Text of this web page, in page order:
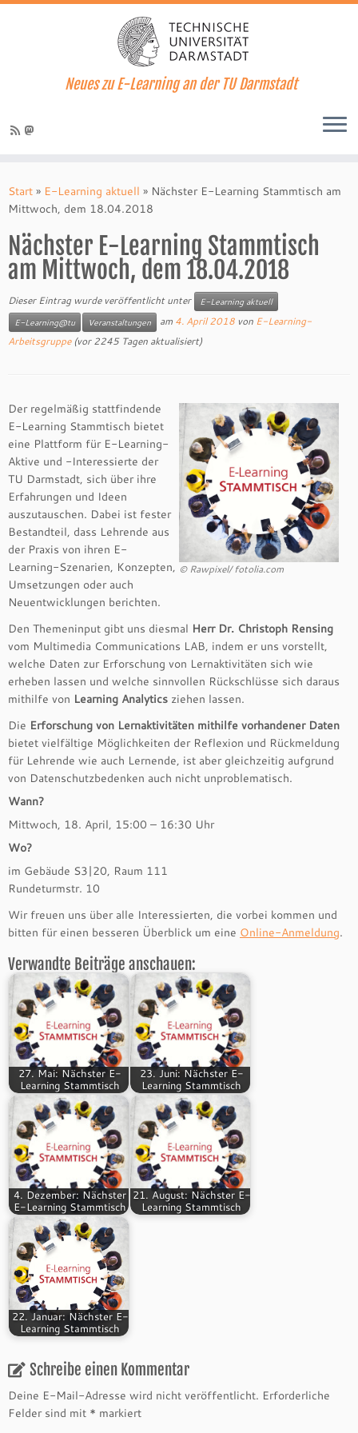
Inhalt
springen
Neues zu E-Learning an der TU Darmstadt
Start » E-Learning aktuell » Nächster E-Learning Stammtisch am
Mittwoch, dem 18.04.2018
Nächster E-Learning Stammtisch
am Mittwoch, dem 18.04.2018
Dieser Eintrag wurde veröffentlicht unter
E-Learning aktuell
E-Learning@tu
Veranstaltungen am 4. April 2018 von E-Learning-
Arbeitsgruppe(vor 2245 Tagen aktualisiert)
© Rawpixel/ fotolia.com
Der regelmäßig stattfindende
E-Learning Stammtisch bietet
eine Plattform für E-Learning-
Aktive und -Interessierte der
TU Darmstadt, sich über ihre
Erfahrungen und Ideen
auszutauschen. Dabei ist fester
Bestandteil, dass Lehrende aus
der Praxis von ihren E-
Learning-Szenarien, Konzepten,
Umsetzungen oder auch
Neuentwicklungen berichten.
Den Themeninput gibt uns diesmal Herr Dr. Christoph Rensing
vom Multimedia Communications LAB, indem er uns vorstellt,
welche Daten zur Erforschung von Lernaktivitäten sich wie
erheben lassen und welche sinnvollen Rückschlüsse sich daraus
mithilfe von Learning Analytics ziehen lassen.
Die Erforschung von Lernaktivitäten mithilfe vorhandener Daten
bietet vielfältige Möglichkeiten der Reflexion und Rückmeldung
für Lehrende wie auch Lernende, ist aber gleichzeitig aufgrund
von Datenschutzbedenken auch nicht unproblematisch.
Wann?
Mittwoch, 18. April, 15:00 – 16:30 Uhr
Wo?
im Gebäude S3|20, Raum 111
Rundeturmstr. 10
Wir freuen uns über alle Interessierten, die vorbei kommen und
bitten für einen besseren Überblick um eine Online-Anmeldung.
Verwandte Beiträge anschauen:
27. Mai: Nächster E-
Learning Stammtisch
23. Juni: Nächster E-
Learning Stammtisch
4. Dezember: Nächster
E-Learning Stammtisch
21. August: Nächster E-
Learning Stammtisch
22. Januar: Nächster E-
Learning Stammtisch
Schreibe einen Kommentar
Deine E-Mail-Adresse wird nicht veröffentlicht. Erforderliche
Felder sind mit * markiert